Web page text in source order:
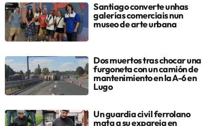
Santiago converte unhas
galerías comerciais nun
museo de arte urbana
Dos muertos tras chocar una
furgoneta con un camión de
mantenimiento en la A-6 en
Lugo
Un guardia civil ferrolano
mata a su expareja en